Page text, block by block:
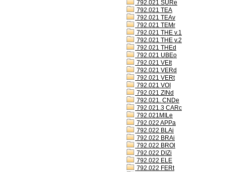
792.021 SURe
792.021 TEA
792.021 TEAv
792.021 TEMr
792.021 THE v.1
792.021 THE v.2
792.021 THEd
792.021 UBEo
792.021 VEIt
792.021 VERd
792.021 VERt
792.021 VOI
792.021 ZINd
792.021. CNDe
792.021.3 CARc
792.021MILe
792.022 APPa
792.022 BLAi
792.022 BRAi
792.022 BROl
792.022 DIZi
792.022 ELE
792.022 FERt